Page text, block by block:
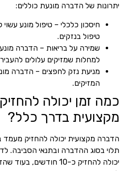
יתרונות של הדברה מונעת כוללים:
חיסכון כלכלי – טיפול מונע
טיפול בנזקים.
שמירה על בריאות – הדברה
למחלות שמזיקים עלולים
מניעת נזק לחפצים – הדברה
המזיקים.
כמה זמן יכולה
מקצועית בדרך כלל?
הדברה מקצועית יכולה להחזיק מעמד
תלוי בסוג ההדברה ובתנאי הסביבה.
יכולה להחזיק כ-10